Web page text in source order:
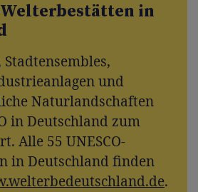
Welterbestätten in
und
Naturlandschaften
in Deutschland zum
Alle 55 UNESCO-
in Deutschland finden
.